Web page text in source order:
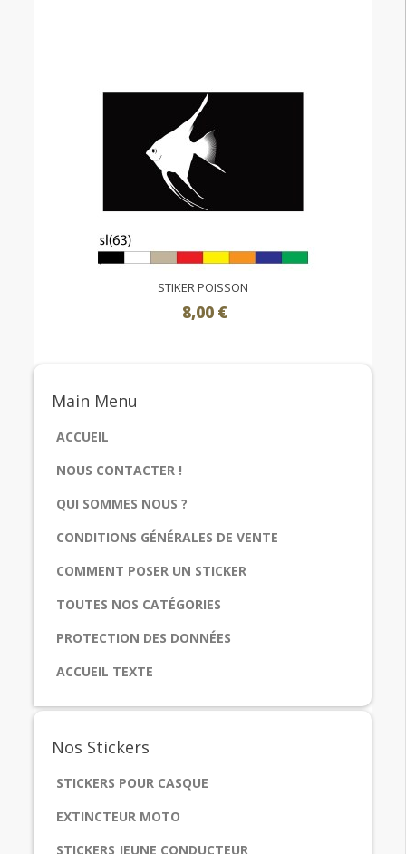
STIKER POISSON
8,00 €
Main Menu
ACCUEIL
NOUS CONTACTER !
QUI SOMMES NOUS ?
CONDITIONS GÉNÉRALES DE VENTE
COMMENT POSER UN STICKER
TOUTES NOS CATÉGORIES
PROTECTION DES DONNÉES
ACCUEIL TEXTE
Nos Stickers
STICKERS POUR CASQUE
EXTINCTEUR MOTO
STICKERS JEUNE CONDUCTEUR